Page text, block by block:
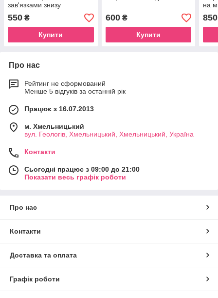
зав'язками знизу
550 ₴
Купити
600₴
Купити
на
850
Про нас
Рейтинг не сформований
Менше 5 відгуків за останній рік
Працює з 16.07.2013
м. Хмельницький
вул. Геологів, Хмельницький, Хмельницький, Україна
Контакти
Сьогодні працює з 09:00 до 21:00
Показати весь графік роботи
Про нас
Контакти
Доставка та оплата
Графік роботи